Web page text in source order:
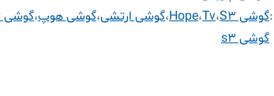
گوشی S3 ،Tv،Hope،گوشی ارتشی،گوشی هوپ،گوشی Hope S3 Tv
گوشی s3